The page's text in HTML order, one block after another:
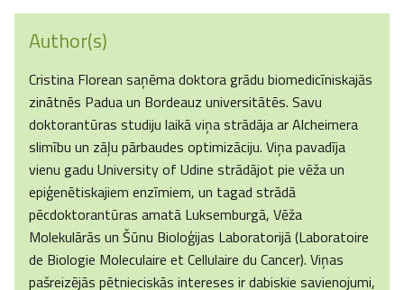
Author(s)
Cristina Florean saņēma doktora grādu biomedicīniskajās
zinātnēs Padua un Bordeauz universitātēs. Savu
doktorantūras studiju laikā viņa strādāja ar Alcheimera
slimību un zāļu pārbaudes optimizāciju. Viņa pavadīja
vienu gadu University of Udine strādājot pie vēža un
epiģenētiskajiem enzīmiem, un tagad strādā
pēcdoktorantūras amatā Luksemburgā, Vēža
Molekulārās un Šūnu Bioloģijas Laboratorijā (Laboratoire
de Biologie Moleculaire et Cellulaire du Cancer). Viņas
pašreizējās pētnieciskās intereses ir dabiskie savienojumi,